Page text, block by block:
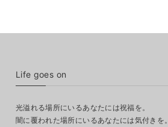
Life goes on
光溢れる場所にいるあなたには祝福を。
闇に覆われた場所にいるあなたには気付きを。